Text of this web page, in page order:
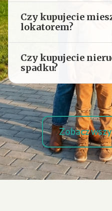
Czy kupujecie
lokatorem?
Czy kupujecie
spadku?
Zobacz